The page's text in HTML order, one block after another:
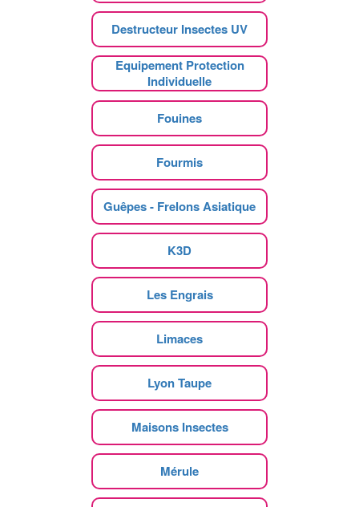
Destructeur Insectes UV
Equipement Protection
Individuelle
Fouines
Fourmis
Guêpes - Frelons Asiatique
K3D
Les Engrais
Limaces
Lyon Taupe
Maisons Insectes
Mérule